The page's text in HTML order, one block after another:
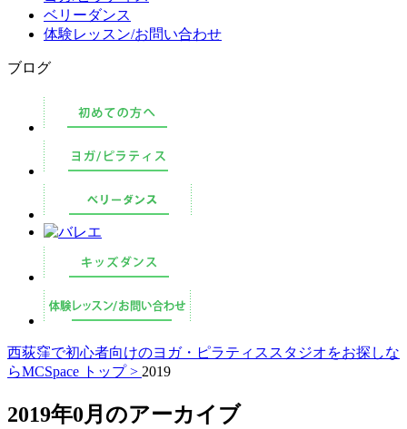
ベリーダンス
体験レッスン/お問い合わせ
ブログ
西荻窪で初心者向けのヨガ・ピラティススタジオをお探しな
らMCSpace トップ > 2019
2019年0月のアーカイブ